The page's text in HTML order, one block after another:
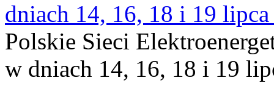
dniach 14, 16, 18 i 19
Polskie Sieci
w dniach 14, 16, 18 i 19